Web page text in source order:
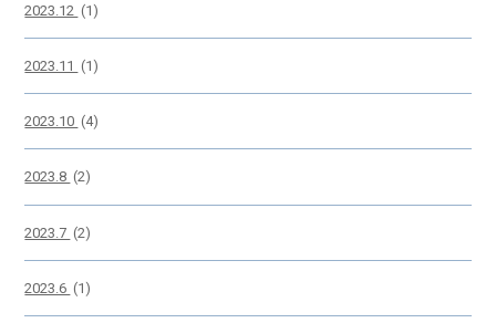
2023.12 (1)
2023.11 (1)
2023.10 (4)
2023.8 (2)
2023.7 (2)
2023.6 (1)